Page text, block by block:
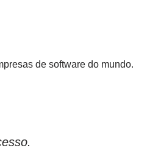
de software do mundo.